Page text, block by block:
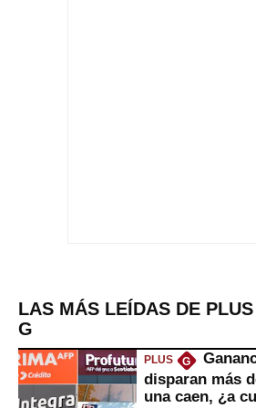
LAS MÁS LEÍDAS DE PLUS
G
PLUS G
disparan más
una caen, ¿a